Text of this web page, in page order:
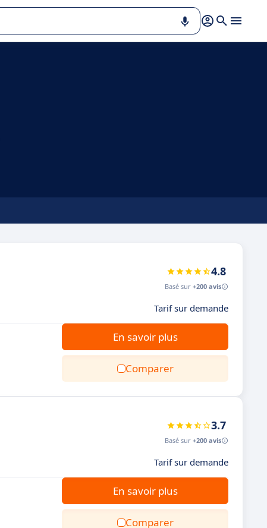
4.8
Basé sur +200 avis
Tarif sur demande
En savoir plus
Comparer
3.7
Basé sur +200 avis
Tarif sur demande
En savoir plus
Comparer